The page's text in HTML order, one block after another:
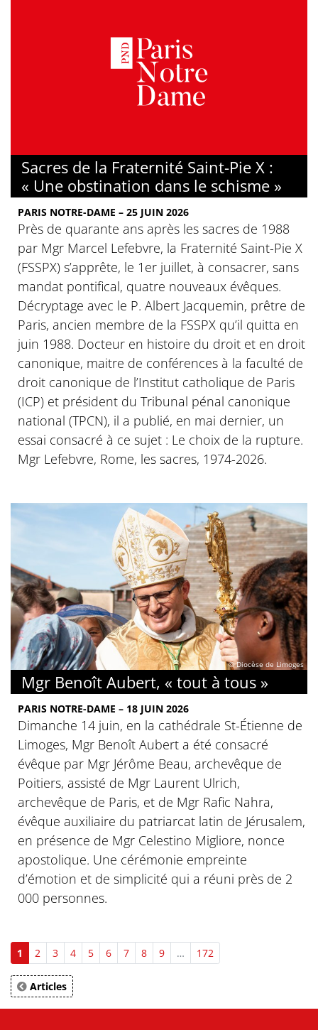
Sacres de la Fraternité Saint-Pie X :
« Une obstination dans le schisme »
PARIS NOTRE-DAME – 25 JUIN 2026
Près de quarante ans après les sacres de 1988
par Mgr Marcel Lefebvre, la Fraternité Saint-Pie X
(FSSPX) s’apprête, le 1er juillet, à consacrer, sans
mandat pontifical, quatre nouveaux évêques.
Décryptage avec le P. Albert Jacquemin, prêtre de
Paris, ancien membre de la FSSPX qu’il quitta en
juin 1988. Docteur en histoire du droit et en droit
canonique, maitre de conférences à la faculté de
droit canonique de l’Institut catholique de Paris
(ICP) et président du Tribunal pénal canonique
national (TPCN), il a publié, en mai dernier, un
essai consacré à ce sujet : Le choix de la rupture.
Mgr Lefebvre, Rome, les sacres, 1974-2026.
© Diocèse de Limoges
Mgr Benoît Aubert, « tout à tous »
PARIS NOTRE-DAME – 18 JUIN 2026
Dimanche 14 juin, en la cathédrale St-Étienne de
Limoges, Mgr Benoît Aubert a été consacré
évêque par Mgr Jérôme Beau, archevêque de
Poitiers, assisté de Mgr Laurent Ulrich,
archevêque de Paris, et de Mgr Rafic Nahra,
évêque auxiliaire du patriarcat latin de Jérusalem,
en présence de Mgr Celestino Migliore, nonce
apostolique. Une cérémonie empreinte
d’émotion et de simplicité qui a réuni près de 2
000 personnes.
1 2 3 4 5 6 7 8 9 … 172
Articles